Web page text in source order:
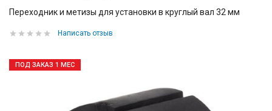
Переходник и метизы для установки в круглый вал 32 мм
Написать отзыв
ПОД ЗАКАЗ 1 МЕС